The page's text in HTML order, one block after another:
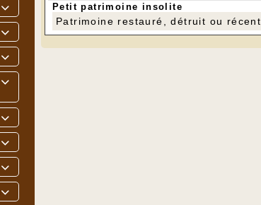








Petit patrimoine insolite
Patrimoine restauré, détruit ou récent